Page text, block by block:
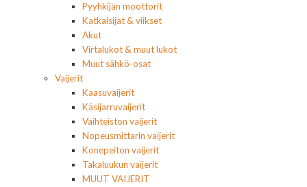
Pyyhkijän moottorit
Katkaisijat & viikset
Akut
Virtalukot & muut lukot
Muut sähkö-osat
Vaijerit
Kaasuvaijerit
Käsijarruvaijerit
Vaihteiston vaijerit
Nopeusmittarin vaijerit
Konepeiton vaijerit
Takaluukun vaijerit
MUUT VAIJERIT